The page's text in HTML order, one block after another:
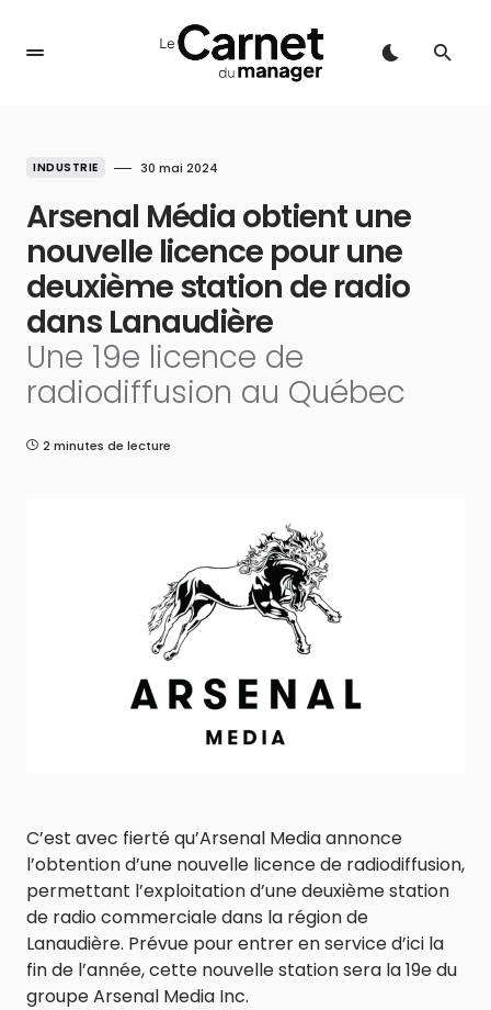
INDUSTRIE 30 mai 2024
Arsenal Média obtient une
nouvelle licence pour une
deuxième station de radio
dans Lanaudière
Une 19e licence de
radiodiffusion au Québec
2 minutes de lecture
C’est avec fierté qu’Arsenal Media annonce
l’obtention d’une nouvelle licence de radiodiffusion,
permettant l’exploitation d’une deuxième station
de radio commerciale dans la région de
Lanaudière. Prévue pour entrer en service d’ici la
fin de l’année, cette nouvelle station sera la 19e du
groupe Arsenal Media Inc.